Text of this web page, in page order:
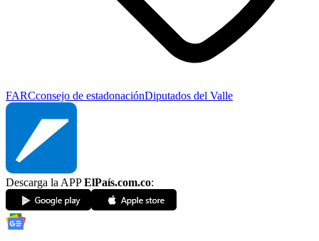
FARCconsejo de estadonaciónDiputados del Valle
Descarga la APPElPaís.com.co: